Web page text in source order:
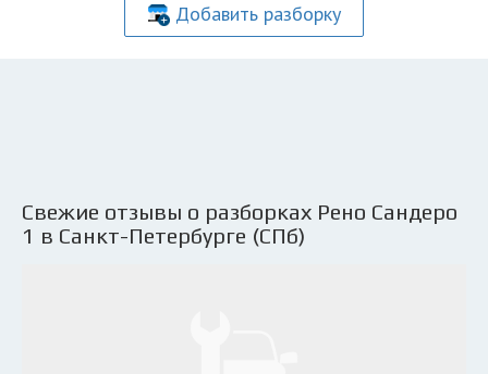
Добавить разборку
Свежие отзывы о разборках Рено Сандеро
1 в Санкт-Петербурге (СПб)